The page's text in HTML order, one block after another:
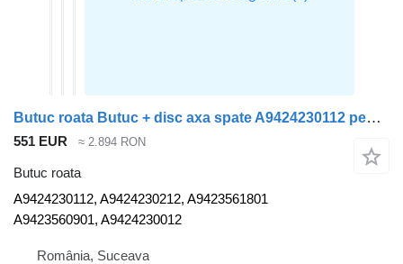
Butuc roata Butuc + disc axa spate A9424230112 pentru cap tractor Mercedes-Benz AROCS
551 EUR ≈ 2.894 RON
Butuc roata
A9424230112, A9424230212, A9423561801
A9423560901, A9424230012
România, Suceava